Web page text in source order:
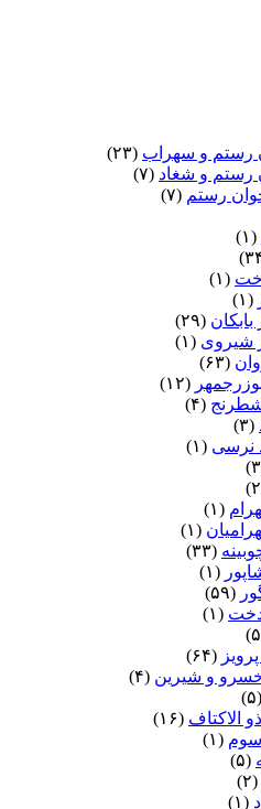
رستم و سهراب (۲۳)
رستم و شغاد (۷)
رستم‏ (۷)
(۱)
(۱)
(۱)
بابکان (۲۹)
شیروی (۱)
(۶۳)
(۱۲)
(۴)
(۳)
نرسى‏ (۱)
(۱)
(۱)
(۳۳)
(۱)
(۵۹)
دخت (۱)
(۶۴)
و شیرین (۴)
(۵)
الاکتاف (۱۶)
سوم‏ (۱)
(۵)
(۲)
(۱)